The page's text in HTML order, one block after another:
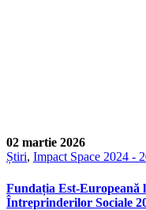
02 martie 2026
Știri, Impact Space 2024 -
Fundația Est-Europeană
Întreprinderilor Sociale